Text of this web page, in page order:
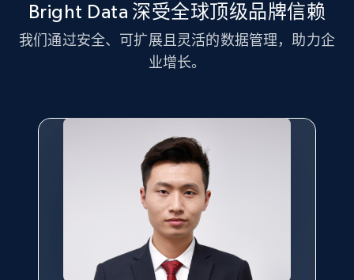
Amazon products global dataset - Collect
Amazon products by seller URL
Title, Seller name, Brand, Description, Initial
price, Currency, Availability, Reviews count, and
Amazon products global dataset - Collect
products from Brands URLs
Title, Seller name, Brand, Description, Initial
price, Currency, Availability, Reviews count, and
Bright Data 深受全球顶级品牌信赖
我们通过安全、可扩展且灵活的数据管理，助力企
业增长。